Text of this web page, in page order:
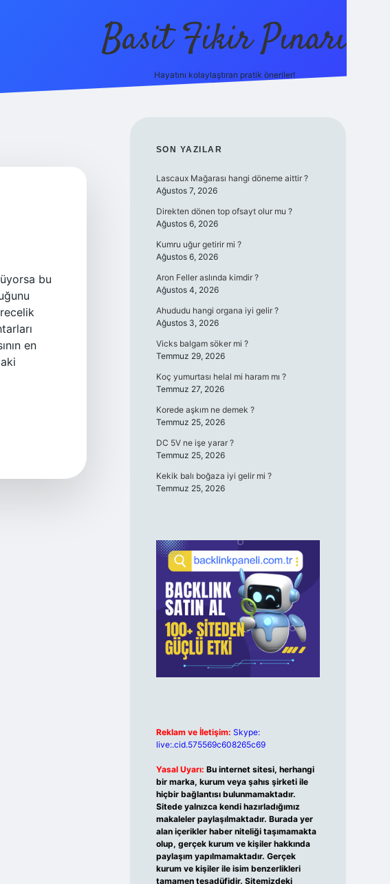
Basit Fikir Pınarı
Hayatını kolaylaştıran pratik öneriler!
bu
en
SIDEBAR
SON YAZILAR
Lascaux Mağarası hangi döneme aittir ?
Ağustos 7, 2026
Direkten dönen top ofsayt olur mu ?
Ağustos 6, 2026
Kumru uğur getirir mi ?
Ağustos 6, 2026
Aron Feller aslında kimdir ?
Ağustos 4, 2026
Ahududu hangi organa iyi gelir ?
Ağustos 3, 2026
Vicks balgam söker mi ?
Temmuz 29, 2026
Koç yumurtası helal mi haram mı ?
Temmuz 27, 2026
Korede aşkım ne demek ?
Temmuz 25, 2026
DC 5V ne işe yarar ?
Temmuz 25, 2026
Kekik balı boğaza iyi gelir mi ?
Temmuz 25, 2026
Reklam ve İletişim: Skype:
live:.cid.575569c608265c69
Yasal Uyarı: Bu internet sitesi, herhangi
bir marka, kurum veya şahıs şirketi ile
hiçbir bağlantısı bulunmamaktadır.
Sitede yalnızca kendi hazırladığımız
makaleler paylaşılmaktadır. Burada yer
alan içerikler haber niteliği taşımamakta
olup, gerçek kurum ve kişiler hakkında
paylaşım yapılmamaktadır. Gerçek
kurum ve kişiler ile isim benzerlikleri
tamamen tesadüfidir. Sitemizdeki